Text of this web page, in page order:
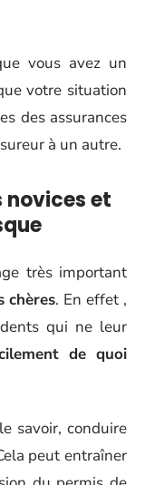
vous avez un
votre situation
des assurances
à un autre.
novices et
très important
chères. En effet ,
qui ne leur
de quoi
savoir, conduire
peut entraîner